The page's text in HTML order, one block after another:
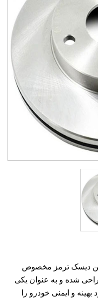
ترمز چرخ جلو ام وی ام 315 این ديسک ترمز مخصوص
خودروهای ام وی ام 315 طراحی شده و به عنوان یکی
و ایمنی خودرو را